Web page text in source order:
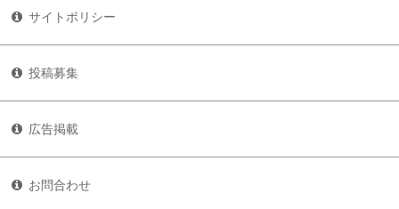
サイトポリシー
投稿募集
広告掲載
お問合わせ